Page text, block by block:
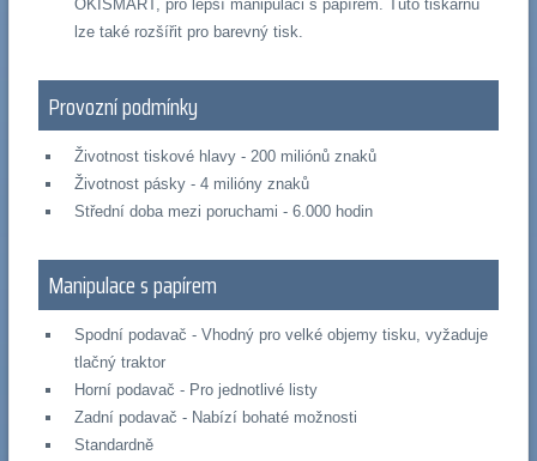
OKISMART, pro lepší manipulaci s papírem. Tuto tiskárnu
lze také rozšířit pro barevný tisk.
Provozní podmínky
Životnost tiskové hlavy - 200 miliónů znaků
Životnost pásky - 4 milióny znaků
Střední doba mezi poruchami - 6.000 hodin
Manipulace s papírem
Spodní podavač - Vhodný pro velké objemy tisku, vyžaduje
tlačný traktor
Horní podavač - Pro jednotlivé listy
Zadní podavač - Nabízí bohaté možnosti
Standardně